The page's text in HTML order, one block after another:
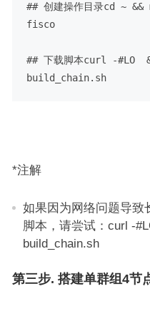
## 创建操作目录cd ~
fisco
## 下载脚本curl -#LO
build_chain.sh
*注解
如果因为网络问题导致
脚本，请尝试：curl -
build_chain.sh
第三步. 搭建单群组4节